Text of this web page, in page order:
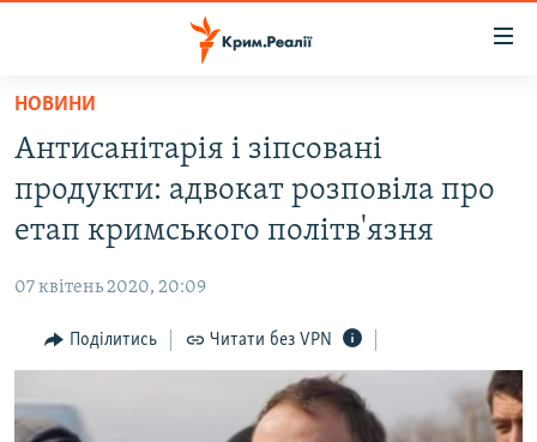
Перейти
основного
матеріалу
Перейти
до
основної
Перейти
до
ВІДЕО ТА ФОТО
БЛОГИ
ПОГЛЯД
ВСЕ ЗА ДЕНЬ
НОВИНИ
Антисанітарія і зіпсовані
продукти: адвокат розповіла про
етап кримського політв'язня
07 квітень 2020, 20:09
Поділитись Читати без VPN